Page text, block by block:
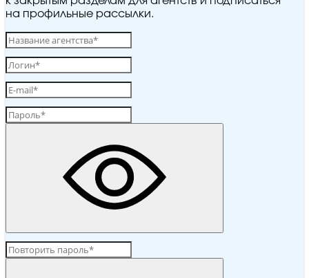
на профильные рассылки.